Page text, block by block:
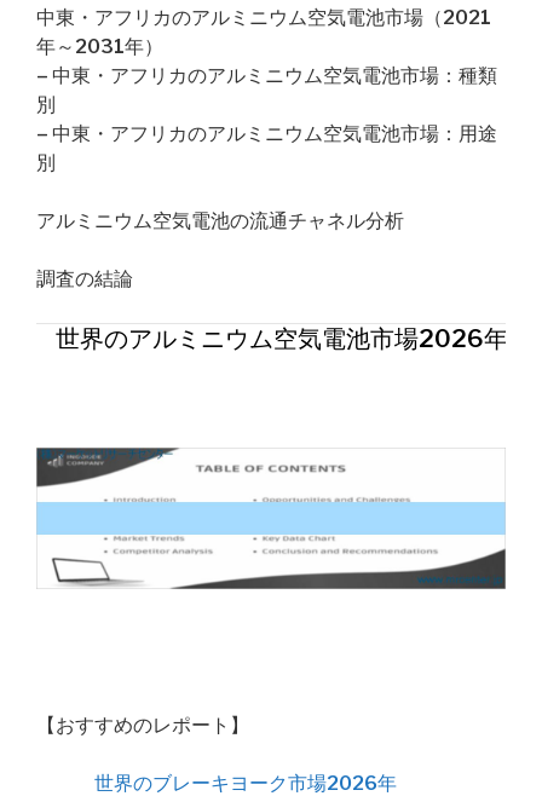
中東・アフリカのアルミニウム空気電池市場（2021
年～2031年）
– 中東・アフリカのアルミニウム空気電池市場：種類
別
– 中東・アフリカのアルミニウム空気電池市場：用途
別
アルミニウム空気電池の流通チャネル分析
調査の結論
世界のアルミニウム空気電池市場2026年
【おすすめのレポート】
世界のブレーキヨーク市場2026年